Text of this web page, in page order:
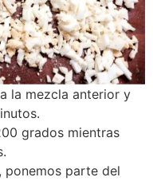
la mezcla anterior y
grados mientras
ponemos parte del